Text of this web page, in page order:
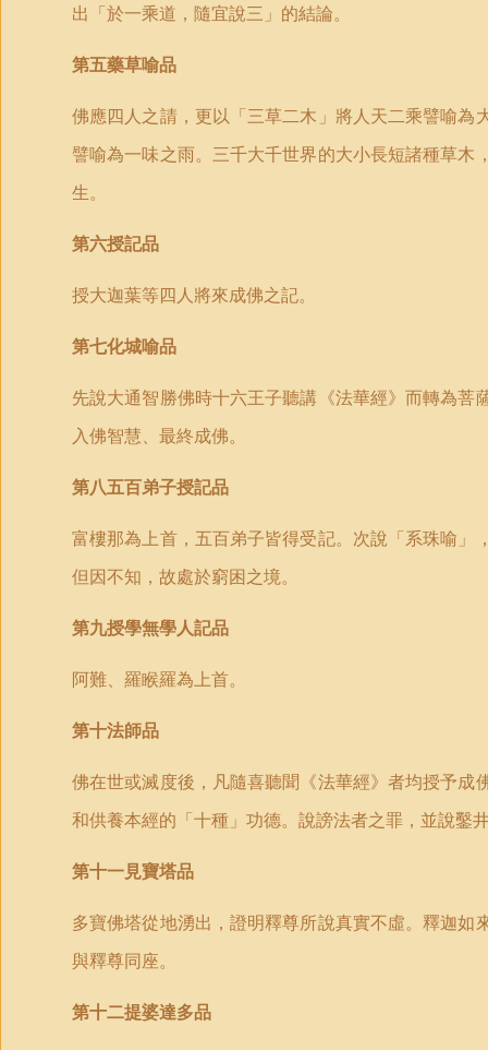
出「於一乘道，隨宜說三」的結論。
第五藥草喻品
佛應四人之請，更以「三草二木」將人天二乘譬喻
譬喻為一味之雨。三千大千世界的大小長短諸種草
生。
第六授記品
授大迦葉等四人將來成佛之記。
第七化城喻品
先說大通智勝佛時十六王子聽講《法華經》而轉為
入佛智慧、最終成佛。
第八五百弟子授記品
富樓那為上首，五百弟子皆得受記。次說「系珠喻
但因不知，故處於窮困之境。
第九授學無學人記品
阿難、羅睺羅為上首。
第十法師品
佛在世或滅度後，凡隨喜聽聞《法華經》者均授予
和供養本經的「十種」功德。說謗法者之罪，並說鑿
第十一見寶塔品
多寶佛塔從地湧出，證明釋尊所說真實不虛。釋迦
與釋尊同座。
第十二提婆達多品